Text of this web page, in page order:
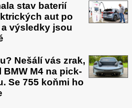
stav baterií
aut po
výsledky jsou
Nešálí vás zrak,
M4 na pick-
Se 755 koňmi ho